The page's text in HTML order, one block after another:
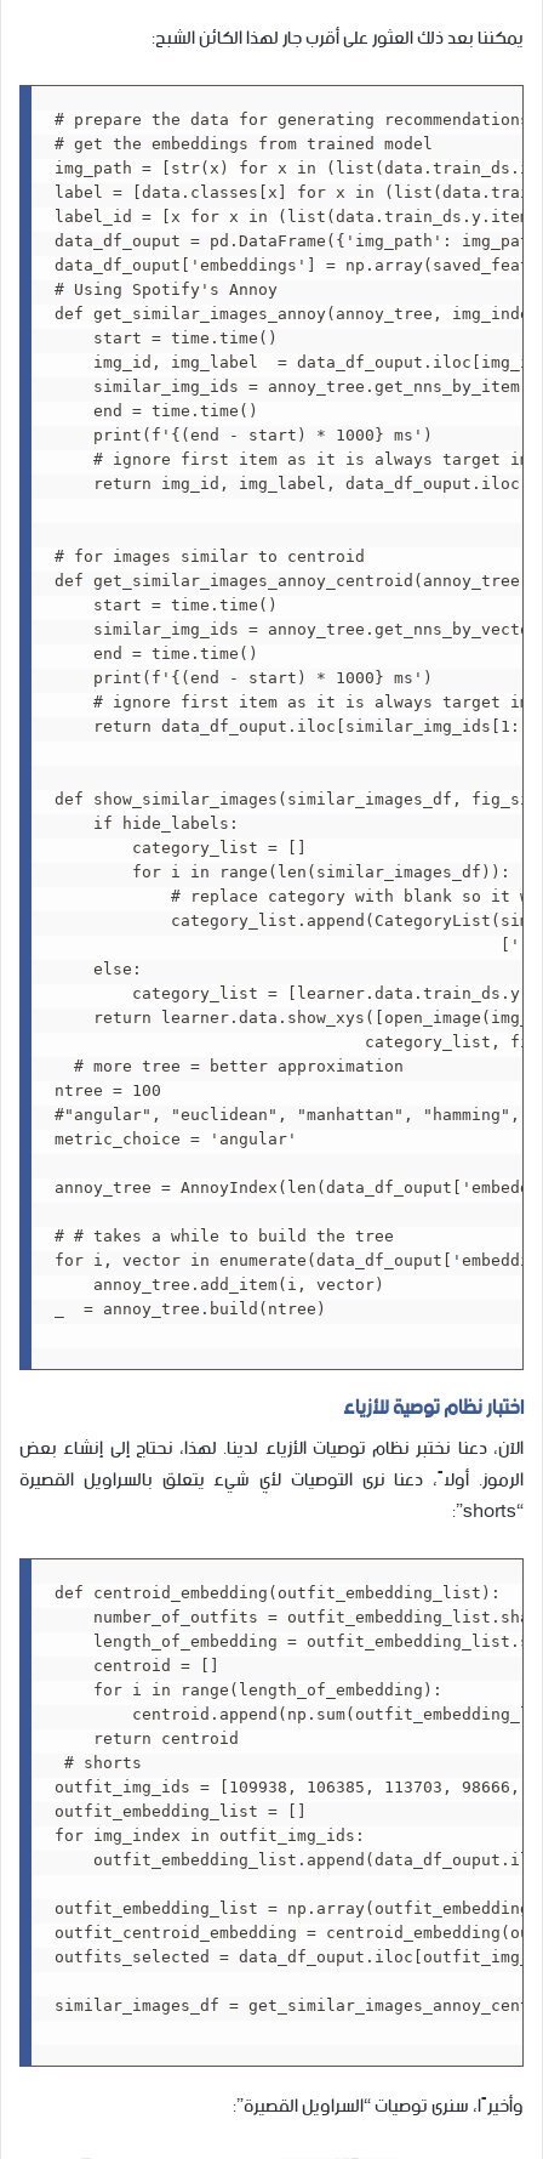
يمكننا بعد ذلك العثور على أقرب جار لهذا الكائن الشبح:
# prepare the data for generating
# get the embeddings from trained model
img_path = [str(x) for x in
label = [data.classes[x] for x in
label_id = [x for x in
data_df_ouput = pd.DataFrame({'img_path':
data_df_ouput['embeddings'] =
# Using Spotify's Annoy
def get_similar_images_annoy(annoy_tree,
    start = time.time()
img_id, img_label  =
similar_img_ids =
    end = time.time()
    print(f'{(end - start) * 1000} ms')
# ignore first item as it is always target
return img_id, img_label,
# for images similar to centroid
def get_similar_images_annoy_centroid(annoy_tree,
    start = time.time()
similar_img_ids =
    end = time.time()
    print(f'{(end - start) * 1000} ms')
# ignore first item as it is always target
return
def show_similar_images(similar_images_df,
    if hide_labels:
        category_list = []
        for i in range(len(similar_images_df)):
# replace category with blank so it
    else:
category_list =
return
category_list,
  # more tree = better approximation
ntree = 100
#"angular", "euclidean", "manhattan", "hamming",
metric_choice = 'angular'
annoy_tree =
# # takes a while to build the tree
for i, vector in
    annoy_tree.add_item(i, vector)
_  = annoy_tree.build(ntree)
اختبار نظام توصية للأزياء
الآن، دعنا نختبر نظام توصيات الأزياء لدينا. لهذا، نحتاج إلى إنشاء بعض
الرموز. أولاً، دعنا نرى التوصيات لأي شيء يتعلق بالسراويل القصيرة
“shorts”:
def centroid_embedding(outfit_embedding_list):
number_of_outfits =
length_of_embedding =
    centroid = []
    for i in range(length_of_embedding):
    return centroid
# shorts
outfit_img_ids = [109938, 106385, 113703, 98666,
outfit_embedding_list = []
for img_index in outfit_img_ids:
outfit_embedding_list =
outfit_centroid_embedding =
outfits_selected =
similar_images_df =
وأخيرًا، سنرى توصيات “السراويل القصيرة”: